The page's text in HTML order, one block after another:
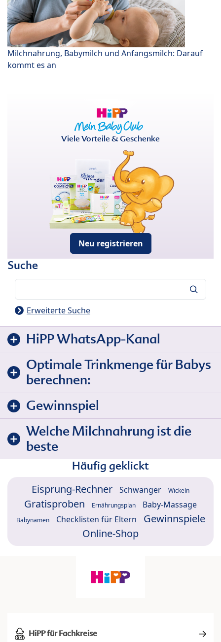
Milchnahrung, Babymilch und Anfangsmilch: Darauf
kommt es an
Viele Vorteile & Geschenke
Neu registrieren
Suche
Erweiterte Suche
HiPP WhatsApp-Kanal
Optimale Trinkmenge für Babys
berechnen:
Gewinnspiel
Welche Milchnahrung ist die
beste
Häufig geklickt
Eisprung-Rechner Schwanger Wickeln
Gratisproben Ernährungsplan Baby-Massage
Babynamen Checklisten für Eltern
Gewinnspiele
Online-Shop
HiPP für Fachkreise